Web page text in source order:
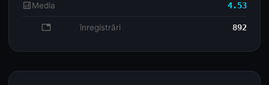
analyticsMedia 4.53
database înregistrări 892